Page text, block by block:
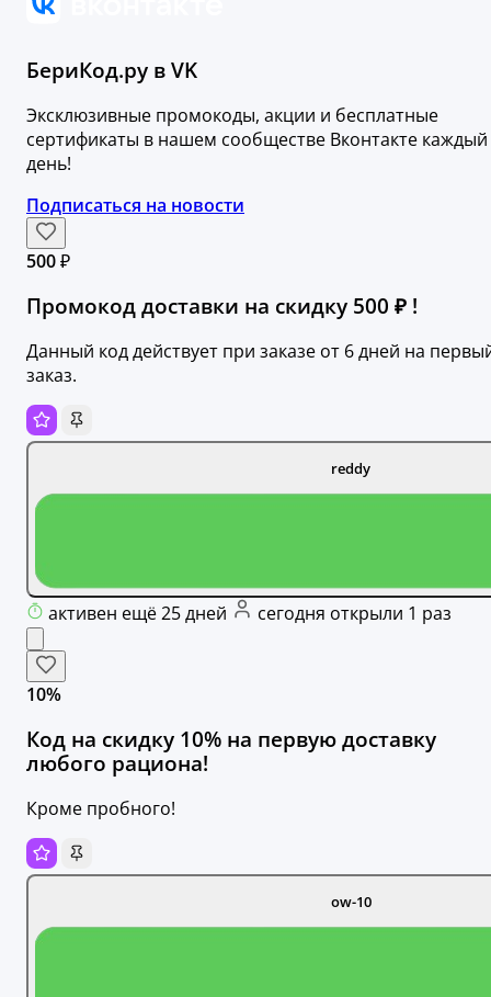
БериКод.ру в VK
Эксклюзивные промокоды, акции и бесплатные
сертификаты в нашем сообществе Вконтакте каждый
день!
Подписаться на новости
500 ₽
Промокод доставки на скидку 500 ₽ !
Данный код действует при заказе от 6 дней на
заказ.
reddy
активен ещё 25 дней сегодня открыли 1 раз
10%
Код на скидку 10% на первую доставку
любого рациона!
Кроме пробного!
ow-10